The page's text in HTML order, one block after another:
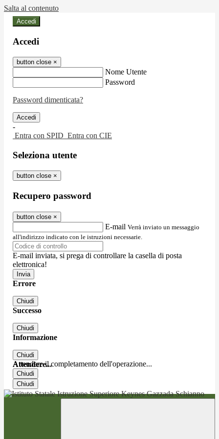
Salta al contenuto
Accedi
Accedi
button close ×
Nome Utente
Password
Password dimenticata?
-
Entra con SPID Entra con CIE
Seleziona utente
button close ×
Recupero password
button close ×
E-mail Verrà inviato un messaggio
all'indirizzo indicato con le istruzioni necessarie.
E-mail inviata, si prega di controllare la casella di posta
elettronica!
Errore
Chiudi
Successo
Chiudi
Informazione
Chiudi
Attendere...
Attendere il completamento dell'operazione...
Chiudi
Chiudi